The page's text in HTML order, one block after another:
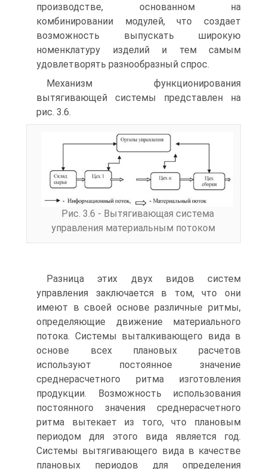
производстве, основанном на
комбинировании модулей, что создает
возможность выпускать широкую
номенклатуру изделий и тем самым
удовлетворять разнообразный спрос.
Механизм функционирования
вытягивающей системы представлен на
рис. 3.6.
Рис. 3.6 - Вытягивающая система
управления материальным потоком
Разница этих двух видов систем
управления заключается в том, что они
имеют в своей основе различные ритмы,
определяющие движение материального
потока. Системы выталкивающего вида в
основе всех плановых расчетов
используют постоянное значение
среднерасчетного ритма изготовления
продукции. Возможность использования
постоянного значения среднерасчетного
ритма вытекает из того, что плановым
периодом для этого вида является год.
Системы вытягивающего вида в качестве
плановых периодов для определения